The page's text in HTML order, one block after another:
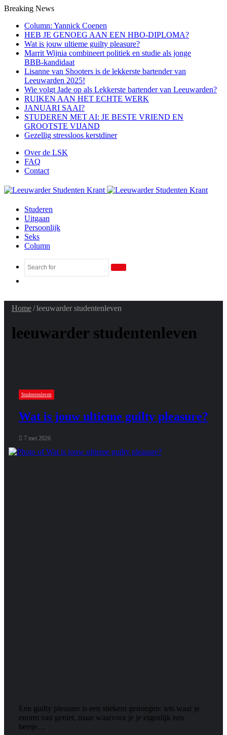
Breaking News
Column: Yannick Coenen
HEB JE GENOEG AAN EEN HBO-DIPLOMA?
Wat is jouw ultieme guilty pleasure?
Marrit Wijnia combineert politiek en studie als jonge
BBB‑kandidaat
Lisanne van Shooters is de lekkerste bartender van
Leeuwarden 2025!
Wie volgt Jade op als Lekkerste bartender van Leeuwarden?
RUIKEN AAN HET ECHTE WERK
JANUARI SAAI?
STUDEREN MET AI: JE BESTE VRIEND EN
GROOTSTE VIJAND
Gezellig stressloos kerstdiner
Over de LSK
FAQ
Contact
Studeren
Uitgaan
Persoonlijk
Seks
Column
Search
Home/leeuwarder studentenleven
leeuwarder studentenleven
Studentenleven
Wat is jouw ultieme guilty pleasure?
7 mei 2026
Een guilty pleasure is een stiekem genoegen: iets waar je
enorm van geniet, maar waarvoor je je eigenlijk een
beetje…